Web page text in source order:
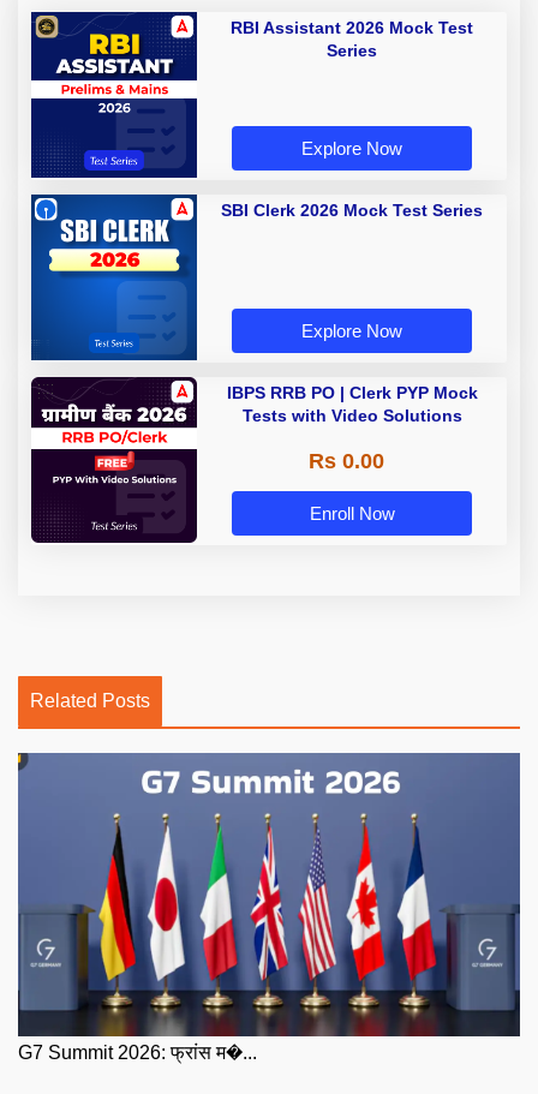
RBI Assistant 2026 Mock Test
Series
Explore Now
SBI Clerk 2026 Mock Test Series
Explore Now
IBPS RRB PO | Clerk PYP Mock
Tests with Video Solutions
Rs 0.00
Enroll Now
Related Posts
G7 Summit 2026: फ्रांस म�...